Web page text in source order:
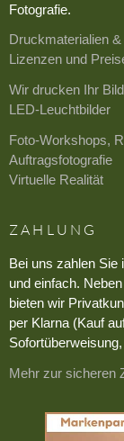
Fotografie.
Druckmaterialien
Lizenzen und
Wir drucken Ihr Bild
LED-Leuchtbilder
Foto-Workshops,
Auftragsfotografie
Virtuelle Realität
ZAHLUNG
Bei uns zahlen Sie
und einfach.
bieten wir
per Klarna (Kauf
Mehr zur sicheren